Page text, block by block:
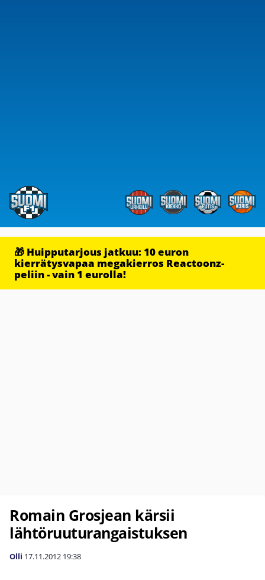
🎁 Huipputarjous jatkuu: 10 euron
kierrätysvapaa megakierros Reactoonz-
peliin - vain 1 eurolla!
Romain Grosjean kärsii
lähtöruuturangaistuksen
Olli 17.11.2012 19:38